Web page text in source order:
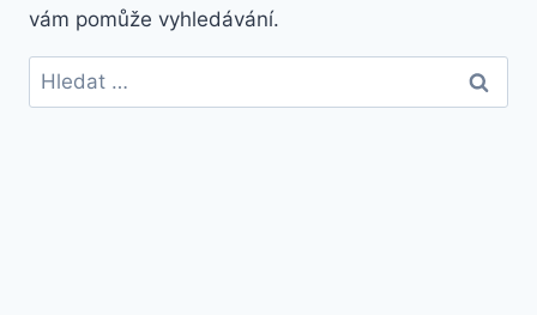
vám pomůže vyhledávání.
Vyhledávání